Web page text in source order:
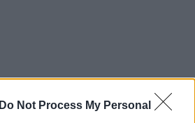
Do Not Process My Personal